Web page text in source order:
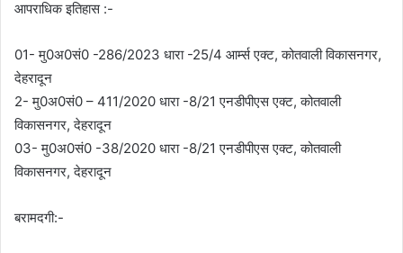
आपराधिक इतिहास :-
01- मु0अ0सं0 -286/2023 धारा -25/4 आर्म्स एक्ट, कोतवाली विकासनगर,
देहरादून
2- मु0अ0सं0 – 411/2020 धारा -8/21 एनडीपीएस एक्ट, कोतवाली
विकासनगर, देहरादून
03- मु0अ0सं0 -38/2020 धारा -8/21 एनडीपीएस एक्ट, कोतवाली
विकासनगर, देहरादून
बरामदगी:-